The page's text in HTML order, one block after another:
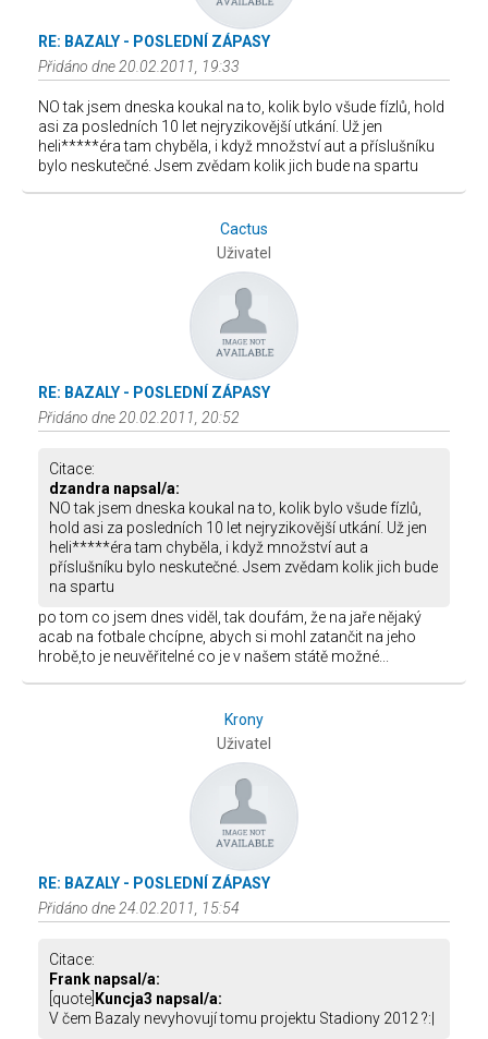
RE: BAZALY - POSLEDNÍ ZÁPASY
Přidáno dne 20.02.2011, 19:33
NO tak jsem dneska koukal na to, kolik bylo všude fízlů, hold
asi za posledních 10 let nejryzikovější utkání. Už jen
heli*****éra tam chyběla, i když množství aut a příslušníku
bylo neskutečné. Jsem zvědam kolik jich bude na spartu
Cactus
Uživatel
RE: BAZALY - POSLEDNÍ ZÁPASY
Přidáno dne 20.02.2011, 20:52
Citace:
dzandra napsal/a:
NO tak jsem dneska koukal na to, kolik bylo všude fízlů,
hold asi za posledních 10 let nejryzikovější utkání. Už jen
heli*****éra tam chyběla, i když množství aut a
příslušníku bylo neskutečné. Jsem zvědam kolik jich bude
na spartu
po tom co jsem dnes viděl, tak doufám, že na jaře nějaký
acab na fotbale chcípne, abych si mohl zatančit na jeho
hrobě,to je neuvěřitelné co je v našem státě možné...
Krony
Uživatel
RE: BAZALY - POSLEDNÍ ZÁPASY
Přidáno dne 24.02.2011, 15:54
Citace:
Frank napsal/a:
[quote] Kuncja3 napsal/a:
V čem Bazaly nevyhovují tomu projektu Stadiony 2012 ?:|